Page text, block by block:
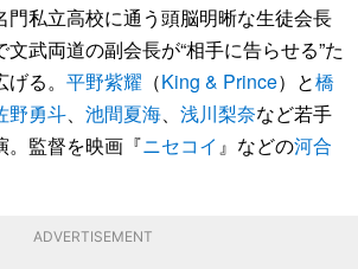
門私立高校に通う頭脳明晰な生徒会長
武両道の副会長が“相手に告らせる”た
る。 平野紫耀 （King & Prince）と橋
野勇斗、 池間夏海、 浅川梨奈など若手
。監督を映画『ニセコイ 』などの河合
ADVERTISEMENT